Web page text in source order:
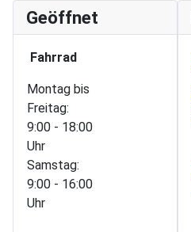
Geöffnet
Fahrrad
Montag bis
Freitag:
9:00 - 18:00
Uhr
Samstag:
9:00 - 16:00
Uhr